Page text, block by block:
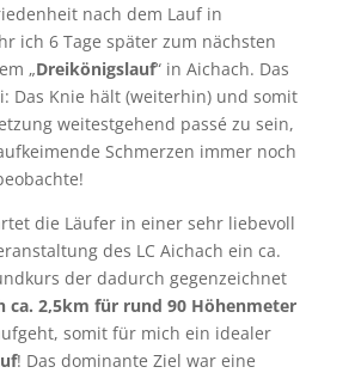
nach dem Lauf in
ich 6 Tage später zum nächsten
„Dreikönigslauf“ in Aichach. Das
Das Knie hält (weiterhin) und somit
weitestgehend passé zu sein,
Schmerzen immer noch
die Läufer in einer sehr liebevoll
des LC Aichach ein ca.
der dadurch gegenzeichnet
ca. 2,5km für rund 90 Höhenmeter
somit für mich ein idealer
! Das dominante Ziel war eine